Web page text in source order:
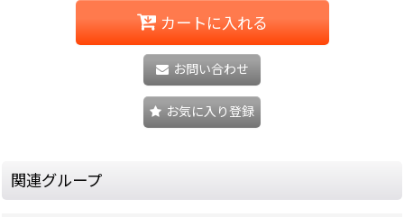
カートに入れる
お問い合わせ
お気に入り登録
関連グループ